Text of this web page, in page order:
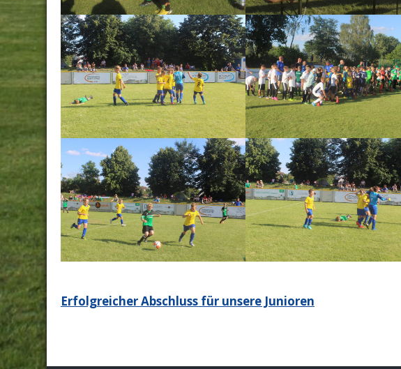
Beitragsnavigation
Erfolgreicher Abschluss für unsere Junioren